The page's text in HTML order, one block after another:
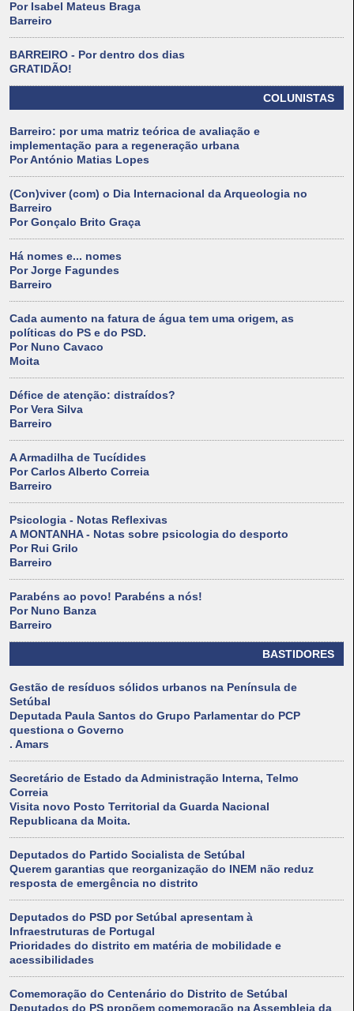
Por Isabel Mateus Braga
Barreiro
BARREIRO - Por dentro dos dias
GRATIDÃO!
COLUNISTAS
Barreiro: por uma matriz teórica de avaliação e
implementação para a regeneração urbana
Por António Matias Lopes
(Con)viver (com) o Dia Internacional da Arqueologia no
Barreiro
Por Gonçalo Brito Graça
Há nomes e... nomes
Por Jorge Fagundes
Barreiro
Cada aumento na fatura de água tem uma origem, as
políticas do PS e do PSD.
Por Nuno Cavaco
Moita
Défice de atenção: distraídos?
Por Vera Silva
Barreiro
A Armadilha de Tucídides
Por Carlos Alberto Correia
Barreiro
Psicologia - Notas Reflexivas
A MONTANHA - Notas sobre psicologia do desporto
Por Rui Grilo
Barreiro
Parabéns ao povo! Parabéns a nós!
Por Nuno Banza
Barreiro
BASTIDORES
Gestão de resíduos sólidos urbanos na Península de
Setúbal
Deputada Paula Santos do Grupo Parlamentar do PCP
questiona o Governo
. Amars
Secretário de Estado da Administração Interna, Telmo
Correia
Visita novo Posto Territorial da Guarda Nacional
Republicana da Moita.
Deputados do Partido Socialista de Setúbal
Querem garantias que reorganização do INEM não reduz
resposta de emergência no distrito
Deputados do PSD por Setúbal apresentam à
Infraestruturas de Portugal
Prioridades do distrito em matéria de mobilidade e
acessibilidades
Comemoração do Centenário do Distrito de Setúbal
Deputados do PS propõem comemoração na Assembleia da